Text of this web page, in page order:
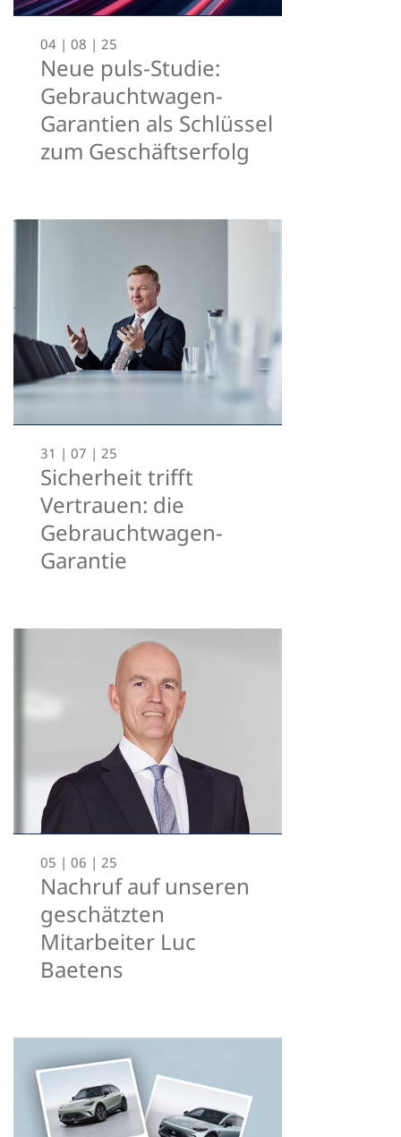
04 | 08 | 25
Neue puls-Studie:
Gebrauchtwagen-
Garantien als Schlüssel
zum Geschäftserfolg
31 | 07 | 25
Sicherheit trifft
Vertrauen: die
Gebrauchtwagen-
Garantie
05 | 06 | 25
Nachruf auf unseren
geschätzten
Mitarbeiter Luc
Baetens